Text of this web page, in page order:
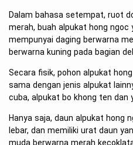
Dalam bahasa setempat, ruot
merah, buah alpukat hong
mempunyai daging berwarna
berwarna kuning pada bagian
Secara fisik, pohon alpukat
sama dengan jenis alpukat
cuba, alpukat bo khong ten dan
Hanya saja, daun alpukat hong
lebar, dan memiliki urat daun
muda berwarna merah